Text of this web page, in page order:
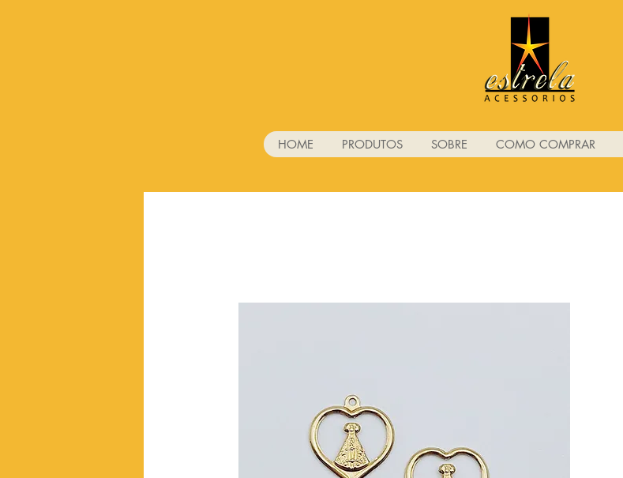
HOME PRODUTOS SOBRE COMO COMPRAR